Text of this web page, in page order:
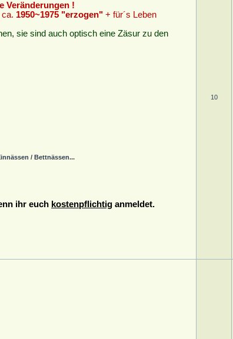
Veränderungen !
1950~1975 "erzogen" + für´s Leben
sie sind auch optisch eine Zäsur zu den
/ Bettnässen...
ihr euch kostenpflichtig anmeldet.
10